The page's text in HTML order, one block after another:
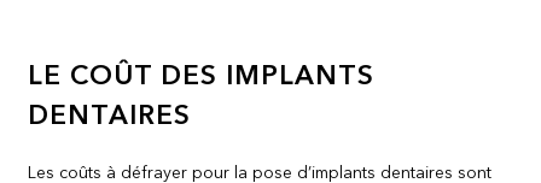
LE COÛT DES IMPLANTS
DENTAIRES
Les coûts à défrayer pour la pose d’implants dentaires sont